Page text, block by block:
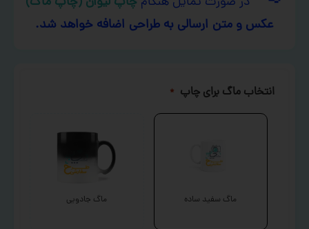
عکس و متن ارسالی به طراحی اضافه خواهد شد.
انتخاب ماگ برای چاپ *
ماگ سفید ساده ماگ جادویی